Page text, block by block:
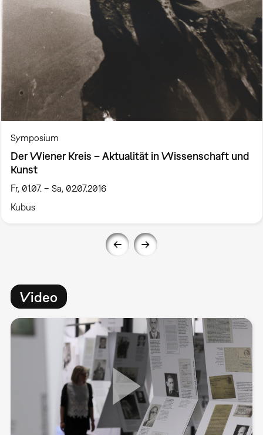
Symposium
Der Wiener Kreis – Aktualität in Wissenschaft und
Kunst
Fr, 01.07. – Sa, 02.07.2016
Kubus
Video